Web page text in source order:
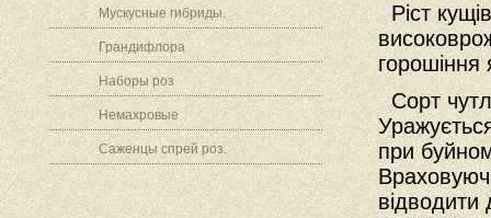
Мускусные гибриды.
Грандифлора
Наборы роз
Немахровые
Саженцы спрей роз.
Ріст
горошіння
Сорт
при
відводити